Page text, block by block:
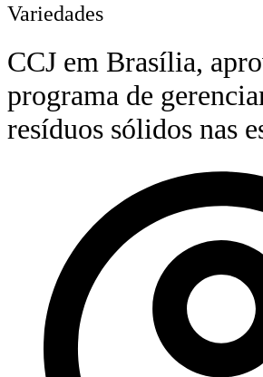
Variedades
CCJ em Brasília,
programa de
resíduos sólidos nas